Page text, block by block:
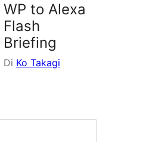
WP to Alexa
Flash
Briefing
Di Ko Takagi